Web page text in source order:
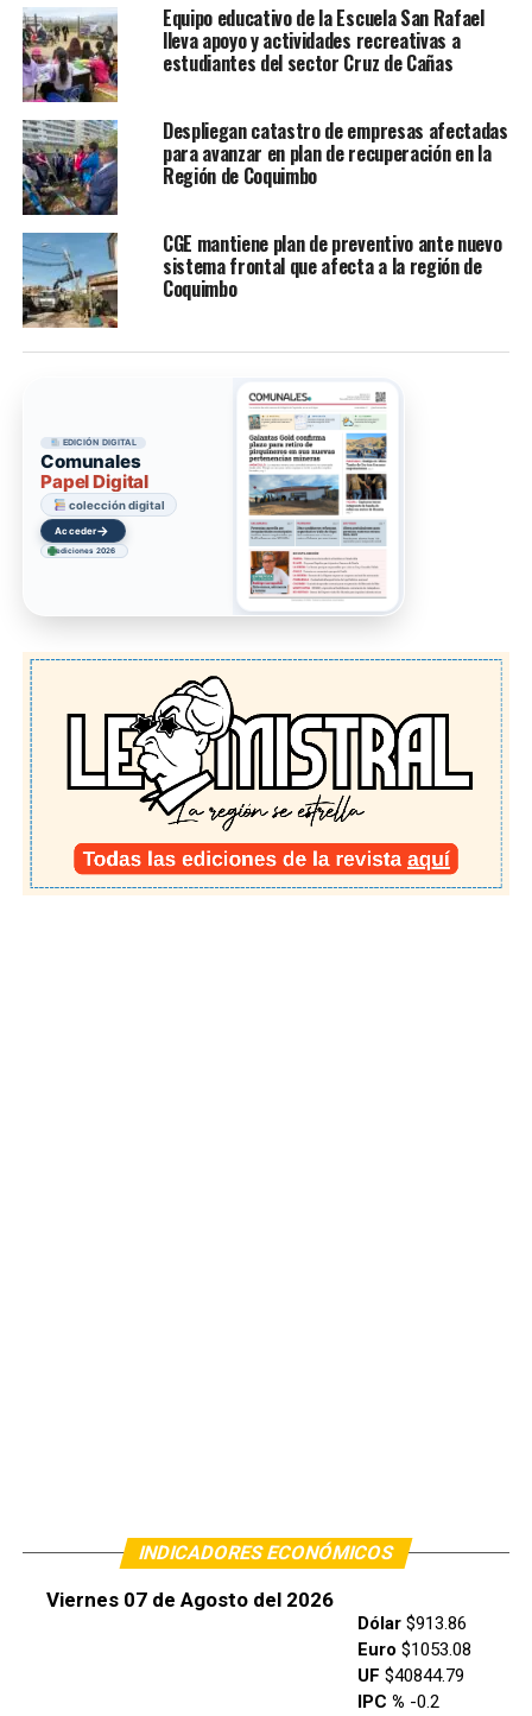
Equipo educativo de la Escuela San Rafael
lleva apoyo y actividades recreativas a
estudiantes del sector Cruz de Cañas
Despliegan catastro de empresas afectadas
para avanzar en plan de recuperación en la
Región de Coquimbo
CGE mantiene plan de preventivo ante nuevo
sistema frontal que afecta a la región de
Coquimbo
EDICIÓN DIGITAL
Comunales
Papel Digital
colección digital
Acceder→
ediciones 2026
INDICADORES ECONÓMICOS
Viernes 07 de Agosto del 2026
Dólar$913.86
Euro $1053.08
UF $40844.79
IPC % -0.2